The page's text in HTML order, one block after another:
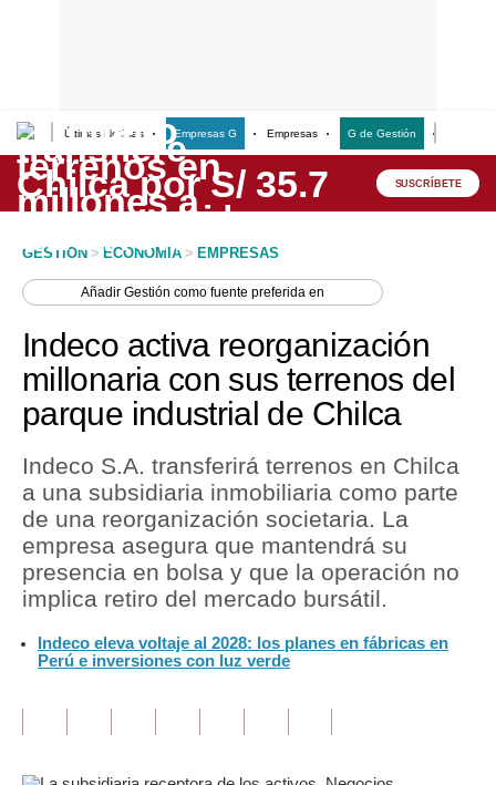
Últimas Noticias Empresas G Empresas G de Gestión
Lo último
Peru Quiosco
Economía
Mercados
Política
Finanzas Personales
Plus G
Opinión
SUSCRÍBETE
GESTION > ECONOMIA > EMPRESAS
AñadirGestión como fuente preferida en
Indeco activa reorganización
millonaria con sus terrenos del
parque industrial de Chilca
Indeco S.A. transferirá terrenos en Chilca
a una subsidiaria inmobiliaria como parte
de una reorganización societaria. La
empresa asegura que mantendrá su
presencia en bolsa y que la operación no
implica retiro del mercado bursátil.
Indeco eleva voltaje al 2028: los planes en fábricas en
Perú e inversiones con luz verde